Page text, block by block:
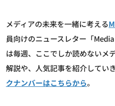
メディアの未来を一緒に考える
員向けのニュースレター「
は毎週、ここでしか読めないメ
解説や、人気記事を紹介していき
クナンバーはこちらから。